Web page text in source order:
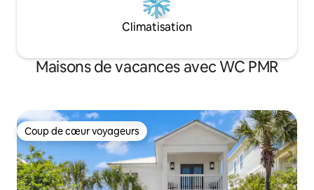
Climatisation
Maisons de vacances avec WC PMR
Coup de cœur voyageurs
Coup de cœur voyageurs